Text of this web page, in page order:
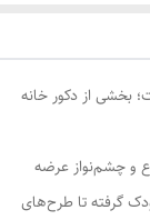
بخشی از دکور خانه
و چشم‌نواز عرضه
گرفته تا طرح‌های